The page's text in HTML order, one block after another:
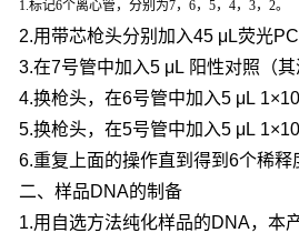
1.标记6个离心管，分别为7，6，5，4，3，2。
2.用带芯枪头分别加入45 μL荧光
3.在7号管中加入5 μL 阳性对照（
4.换枪头，在6号管中加入5 μL
5.换枪头，在5号管中加入5 μL
6.重复上面的操作直到得到6个稀释
二、样品DNA的制备
1.用自选方法纯化样品的DNA，本